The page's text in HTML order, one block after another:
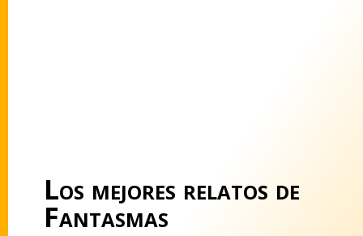
Los mejores relatos de
Fantasmas